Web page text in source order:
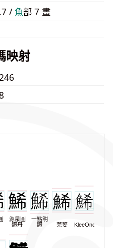
/ ⿂部 7 畫
映射
源泉圓
體丹
一點明
體
芫荽 KleeOne